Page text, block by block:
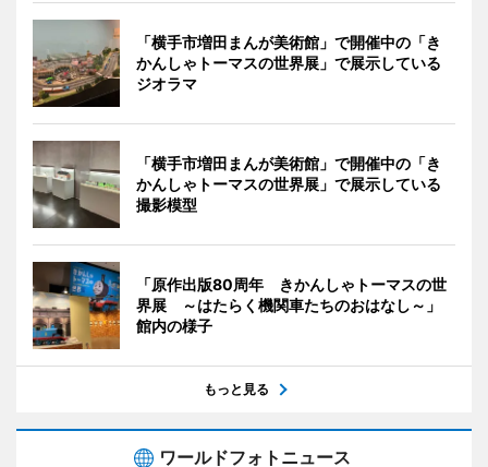
「横手市増田まんが美術館」で開催中の「き
かんしゃトーマスの世界展」で展示している
ジオラマ
「横手市増田まんが美術館」で開催中の「き
かんしゃトーマスの世界展」で展示している
撮影模型
「原作出版80周年 きかんしゃトーマスの世
界展 ～はたらく機関車たちのおはなし～」
館内の様子
もっと見る
ワールドフォトニュース